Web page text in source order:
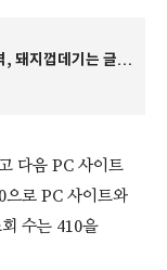
[화성 봉담 맛집] "목살은 합격, 돼지껍데기는 글쎄?" 명륜진사갈비 5종 고기 무한리필 가성비 분
다음 PC 사이트
으로 PC 사이트와
수는 410을